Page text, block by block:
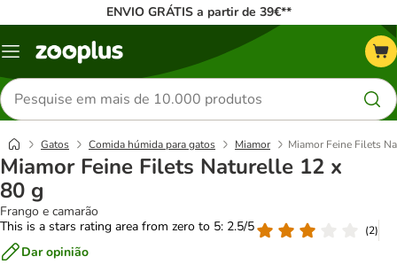
ENVIO GRÁTIS a partir de 39€**
Menu
Pesquisar
produtos
Gatos Comida húmida para gatos Miamor Miamor Feine Filets
Miamor Feine Filets Naturelle 12 x
80 g
Frango e camarão
This is a stars rating area from zero to 5: 2.5/5
(2)
Dar opinião